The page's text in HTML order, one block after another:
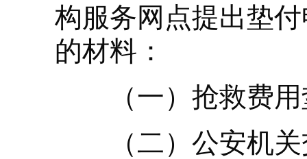
构服务网点提出垫
的材料：
（一）抢救费用
（二）公安机关